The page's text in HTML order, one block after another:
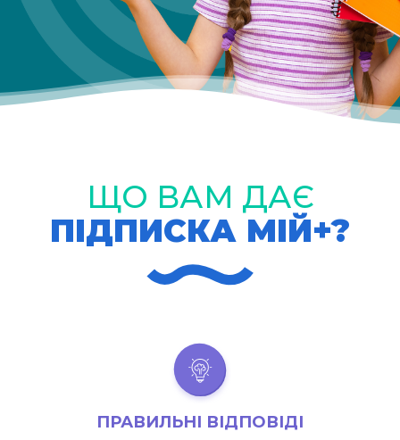
ЩО ВАМ ДАЄ
ПІДПИСКА МІЙ+?
ПРАВИЛЬНІ ВІДПОВІДІ